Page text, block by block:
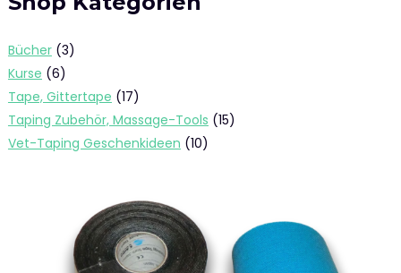
Bücher 33
Kurse 66
Produkte
Tape, Gittertape 1717
Produkte
Taping Zubehör, Massage-Tools 1515
Vet-Taping Geschenkideen 1010